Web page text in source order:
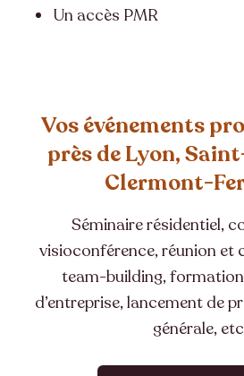
Un accès PMR
Vos événements
près de Lyon,
Clermont-
Séminaire résidentiel,
visioconférence, réunion et
team-building,
d’entreprise, lancement de
générale,